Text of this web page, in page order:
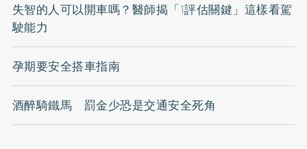
失智的人可以開車嗎？醫師揭「1評估關鍵」這樣看駕
駛能力
孕期要安全搭車指南
酒醉騎鐵馬 罰金少恐是交通安全死角